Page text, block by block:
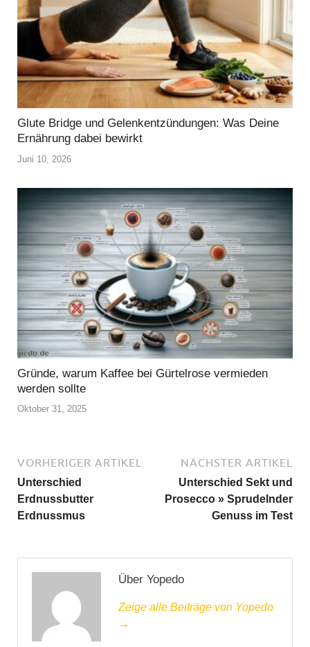
Glute Bridge und Gelenkentzündungen: Was Deine
Ernährung dabei bewirkt
Juni 10, 2026
Gründe, warum Kaffee bei Gürtelrose vermieden
werden sollte
Oktober 31, 2025
VORHERIGER ARTIKEL
Unterschied
Erdnussbutter
Erdnussmus
NÄCHSTER ARTIKEL
Unterschied Sekt und
Prosecco » Sprudelnder
Genuss im Test
Über Yopedo
Zeige alle Beiträge von Yopedo
→